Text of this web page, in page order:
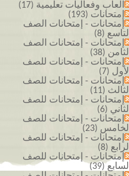
العاب وفعاليات تعليمية (17)
إمتحانات (193)
إمتحانات - إمتحانات الصف
التاسع (8)
إمتحانات - إمتحانات الصف
الثامن (38)
إمتحانات - إمتحانات للصف
الأول (7)
إمتحانات - إمتحانات للصف
الثالث (11)
إمتحانات - إمتحانات للصف
الثاني (6)
إمتحانات - إمتحانات للصف
الخامس (23)
إمتحانات - إمتحانات للصف
الرابع (8)
إمتحانات - إمتحانات للصف
السابع (39)